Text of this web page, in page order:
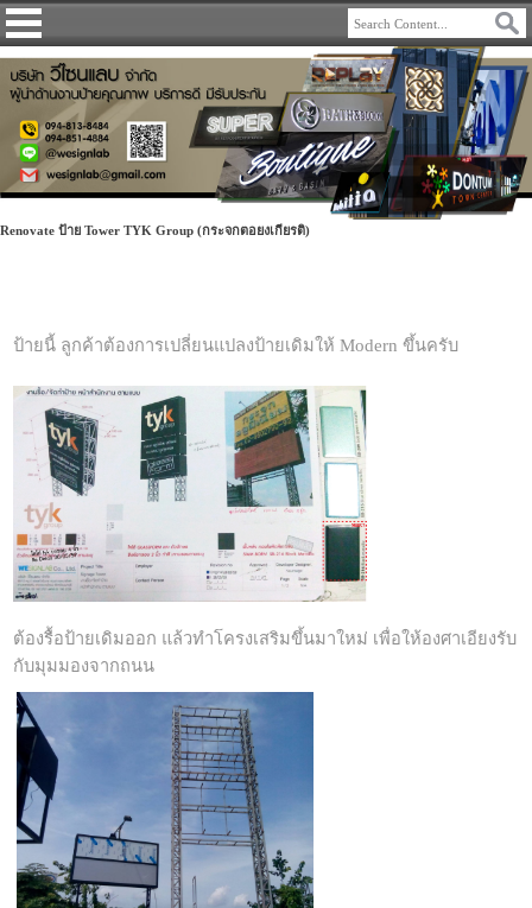
Renovate ป้าย Tower TYK Group (กระจกตอยงเกียรติ)
ป้ายนี้ ลูกค้าต้องการเปลี่ยนแปลงป้ายเดิมให้ Modern ขึ้นครับ
ต้องรื้อป้ายเดิมออก แล้วทำโครงเสริมขึ้นมาใหม่ เพื่อให้องศาเอียงรับ
กับมุมมองจากถนน